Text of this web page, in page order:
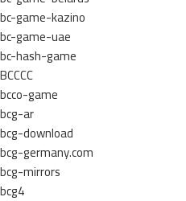
bc-game-kazino
bc-game-uae
bc-hash-game
BCCCC
bcco-game
bcg-ar
bcg-download
bcg-germany.com
bcg-mirrors
bcg4